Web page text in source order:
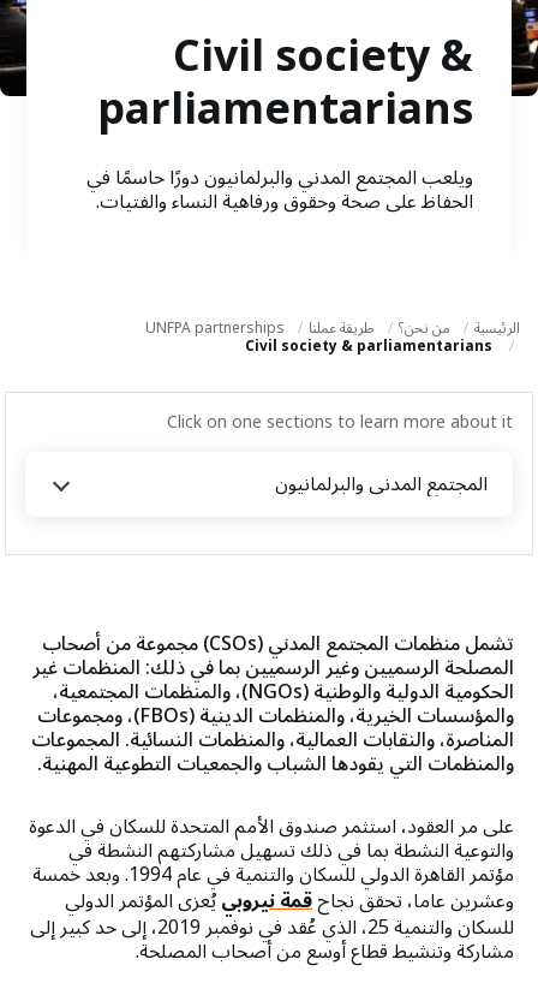
t
i
Civil society &
parliamentarians
ويلعب المجتمع المدني والبرلمانيون دورًا حاسمًا في
الحفاظ على صحة وحقوق ورفاهية النساء والفتيات.
الرئيسية من نحن؟ طريقة عملنا UNFPA partnerships
Click on one sections to learn more about it
المجتمع المدني والبرلمانيون
‫لمحة عامة
الشركاء المؤسسيون
المجتمع المدني والبرلمانيون
الشركاء الحكوميون
المؤسسات المالية الدولية
المنظمات الدينية
المؤسسات والمنظمات الخيرية
تشمل منظمات المجتمع المدني (CSOs) مجموعة من أصحاب
المصلحة الرسميين وغير الرسميين بما في ذلك: المنظمات غير
الحكومية الدولية والوطنية (NGOs)، والمنظمات المجتمعية،
والمؤسسات الخيرية، والمنظمات الدينية (FBOs)، ومجموعات
المناصرة، والنقابات العمالية، والمنظمات النسائية. المجموعات
والمنظمات التي يقودها الشباب والجمعيات التطوعية المهنية.
على مر العقود، استثمر صندوق الأمم المتحدة للسكان في الدعوة
والتوعية النشطة بما في ذلك تسهيل مشاركتهم النشطة في
مؤتمر القاهرة الدولي للسكان والتنمية في عام 1994. وبعد خمسة
وعشرين عاما، تحقق نجاحقمة نيروبييُعزى المؤتمر الدولي
للسكان والتنمية 25، الذي عُقد في نوفمبر 2019، إلى حد كبير إلى
مشاركة وتنشيط قطاع أوسع من أصحاب المصلحة.